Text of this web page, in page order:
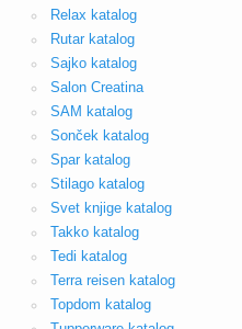
Relax katalog
Rutar katalog
Sajko katalog
Salon Creatina
SAM katalog
Sonček katalog
Spar katalog
Stilago katalog
Svet knjige katalog
Takko katalog
Tedi katalog
Terra reisen katalog
Topdom katalog